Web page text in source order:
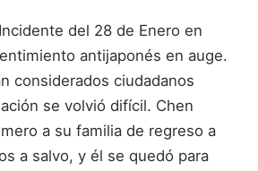
del 28 de Enero en
antijaponés en auge.
considerados ciudadanos
se volvió difícil. Chen
a su familia de regreso a
a salvo, y él se quedó para